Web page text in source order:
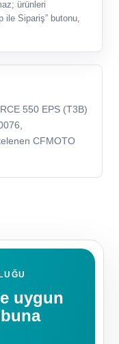
ürünleri
ile Sipariş” butonu,
550 EPS (T3B)
CFMOTO
uygun